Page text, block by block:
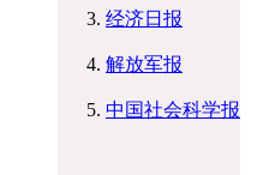
经济日报
解放军报
中国社会科学报